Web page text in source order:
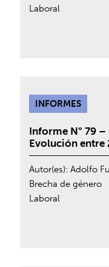
Laboral
INFORMES
Informe N° 79
Evolución entre
Autor(es):Adolfo
Brecha de género
Laboral